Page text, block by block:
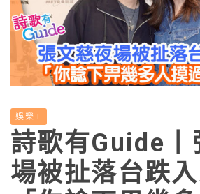
娛樂+
詩歌有Guide丨
場被扯落台跌